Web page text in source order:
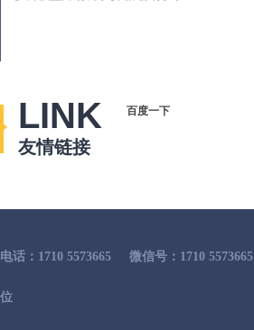
LINK
友情链接
百度一下
电话：1710 5573665 微信号：1710 5573665
位